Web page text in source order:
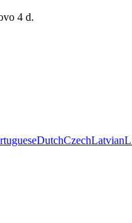
4 d.
DutchCzechLatvian